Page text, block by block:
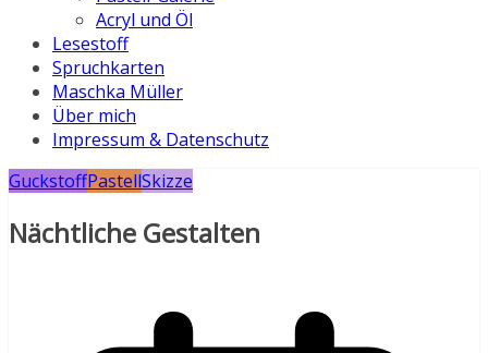
Acryl und Öl
Lesestoff
Spruchkarten
Maschka Müller
Über mich
Impressum & Datenschutz
GuckstoffPastellSkizze
Nächtliche Gestalten